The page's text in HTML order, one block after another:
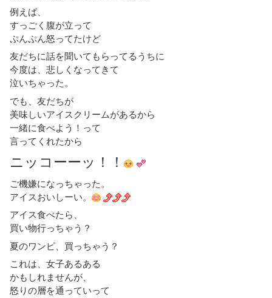
例えば、
すっごく腹が立って
ぷんぷん怒ってたけど
友だちに話を聞いてもらってるうちに
今度は、悲しくなってきて
泣いちゃった。
でも、友だちが
美味しいアイスクリームがあるから
一緒に食べよう！って
言ってくれたから
ニッコーーッ！！
ご機嫌になっちゃった。
アイスおいしーい。
アイス食べたら、
買い物行っちゃう？
夏のワンピ、買っちゃう？
これは、女子あるある
かもしれませんが、
怒りの層を通っていって